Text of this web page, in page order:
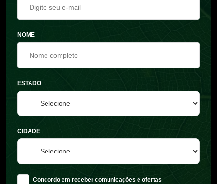
NOME
ESTADO
CIDADE
Concordo em receber comunicações e ofertas